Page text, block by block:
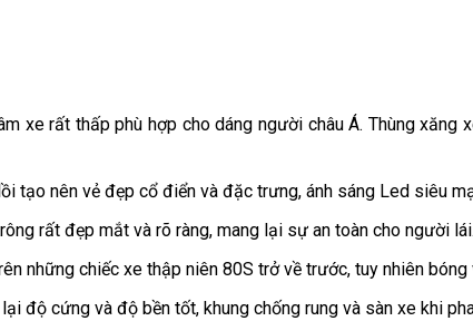
xe rất thấp phù hợp cho dáng người châu Á. Thùng xăng
nên vẻ đẹp cổ điển và đặc trưng, ánh sáng Led siêu
rất đẹp mắt và rõ ràng, mang lại sự an toàn cho người lái.
những chiếc xe thập niên 80S trở về trước, tuy nhiên
độ cứng và độ bền tốt, khung chống rung và sàn xe khi